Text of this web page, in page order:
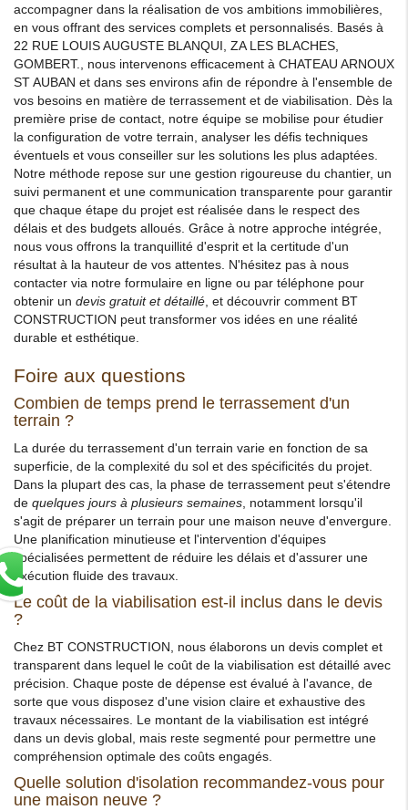
accompagner dans la réalisation de vos ambitions immobilières,
en vous offrant des services complets et personnalisés. Basés à
22 RUE LOUIS AUGUSTE BLANQUI, ZA LES BLACHES,
GOMBERT., nous intervenons efficacement à CHATEAU ARNOUX
ST AUBAN et dans ses environs afin de répondre à l'ensemble de
vos besoins en matière de terrassement et de viabilisation. Dès la
première prise de contact, notre équipe se mobilise pour étudier
la configuration de votre terrain, analyser les défis techniques
éventuels et vous conseiller sur les solutions les plus adaptées.
Notre méthode repose sur une gestion rigoureuse du chantier, un
suivi permanent et une communication transparente pour garantir
que chaque étape du projet est réalisée dans le respect des
délais et des budgets alloués. Grâce à notre approche intégrée,
nous vous offrons la tranquillité d'esprit et la certitude d'un
résultat à la hauteur de vos attentes. N'hésitez pas à nous
contacter via notre formulaire en ligne ou par téléphone pour
obtenir un devis gratuit et détaillé , et découvrir comment BT
CONSTRUCTION peut transformer vos idées en une réalité
durable et esthétique.
Foire aux questions
Combien de temps prend le terrassement d'un
terrain ?
La durée du terrassement d'un terrain varie en fonction de sa
superficie, de la complexité du sol et des spécificités du projet.
Dans la plupart des cas, la phase de terrassement peut s'étendre
de quelques jours à plusieurs semaines , notamment lorsqu'il
s'agit de préparer un terrain pour une maison neuve d'envergure.
Une planification minutieuse et l'intervention d'équipes
spécialisées permettent de réduire les délais et d'assurer une
exécution fluide des travaux.
Le coût de la viabilisation est-il inclus dans le devis
?
Chez BT CONSTRUCTION, nous élaborons un devis complet et
transparent dans lequel le coût de la viabilisation est détaillé avec
précision. Chaque poste de dépense est évalué à l'avance, de
sorte que vous disposez d'une vision claire et exhaustive des
travaux nécessaires. Le montant de la viabilisation est intégré
dans un devis global, mais reste segmenté pour permettre une
compréhension optimale des coûts engagés.
Quelle solution d'isolation recommandez-vous pour
une maison neuve ?